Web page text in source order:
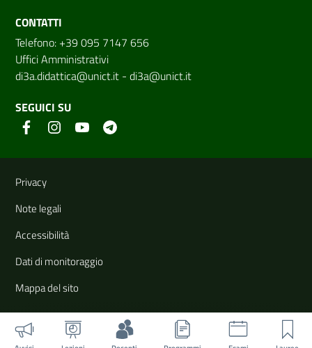
CONTATTI
Telefono: +39 095 7147 656
Uffici Amministrativi
di3a.didattica@unict.it - di3a@unict.it
SEGUICI SU
Link e informazioni utili
Privacy
Note legali
Accessibilità
Dati di monitoraggio
Mappa del sito